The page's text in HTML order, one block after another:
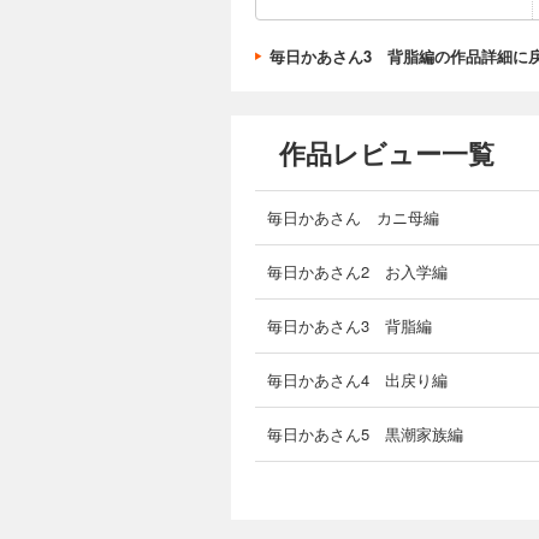
「お祭りの夜」縁日の人混みに混
「ボロボロですが」の主治医、高
毎日かあさん3 背脂編の作品詳細に
作品レビュー一覧
毎日かあさん カニ母編
毎日かあさん2 お入学編
毎日かあさん3 背脂編
毎日かあさん4 出戻り編
毎日かあさん5 黒潮家族編